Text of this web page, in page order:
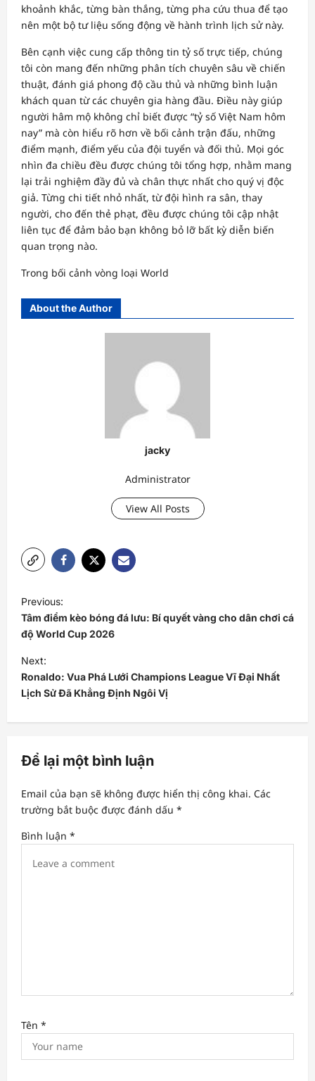
khoảnh khắc, từng bàn thắng, từng pha cứu thua để tạo
nên một bộ tư liệu sống động về hành trình lịch sử này.
Bên cạnh việc cung cấp thông tin tỷ số trực tiếp, chúng
tôi còn mang đến những phân tích chuyên sâu về chiến
thuật, đánh giá phong độ cầu thủ và những bình luận
khách quan từ các chuyên gia hàng đầu. Điều này giúp
người hâm mộ không chỉ biết được “tỷ số Việt Nam hôm
nay” mà còn hiểu rõ hơn về bối cảnh trận đấu, những
điểm mạnh, điểm yếu của đội tuyển và đối thủ. Mọi góc
nhìn đa chiều đều được chúng tôi tổng hợp, nhằm mang
lại trải nghiệm đầy đủ và chân thực nhất cho quý vị độc
giả. Từng chi tiết nhỏ nhất, từ đội hình ra sân, thay
người, cho đến thẻ phạt, đều được chúng tôi cập nhật
liên tục để đảm bảo bạn không bỏ lỡ bất kỳ diễn biến
quan trọng nào.
Trong bối cảnh vòng loại World
About the Author
jacky
Administrator
View All Posts
o
s
t
n
a
v
g
a
t
i
Previous:
Tâm điểm kèo bóng đá lưu: Bí quyết vàng cho dân chơi cá
độ World Cup 2026
Next:
Ronaldo: Vua Phá Lưới Champions League Vĩ Đại Nhất
Lịch Sử Đã Khẳng Định Ngôi Vị
Để lại một bình luận
Email của bạn sẽ không được hiển thị công khai. Các
trường bắt buộc được đánh dấu *
Bình luận *
Tên *